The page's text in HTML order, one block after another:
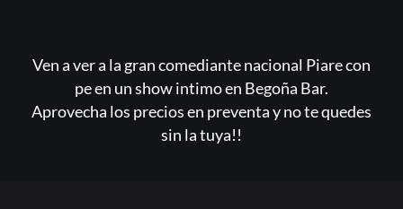
Ven a ver a la gran comediante nacional Piare con
pe en un show intimo en Begoña Bar.
Aprovecha los precios en preventa y no te quedes
sin la tuya!!